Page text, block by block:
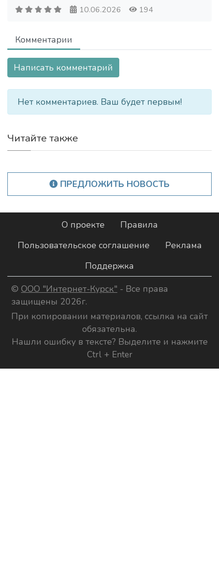
10.06.2026 194
Комментарии
Написать комментарий
Нет комментариев. Ваш будет первым!
Читайте также
ПРЕДЛОЖИТЬ НОВОСТЬ
О проекте
Правила
Пользовательское соглашение
Реклама
Поддержка
© ООО "Интернет-Курск" - Все права
защищены 2026г.
При копировании материалов, ссылка на сайт
обязательна.
Нашли ошибку в тексте? Выделите и нажмите
Ctrl + Enter